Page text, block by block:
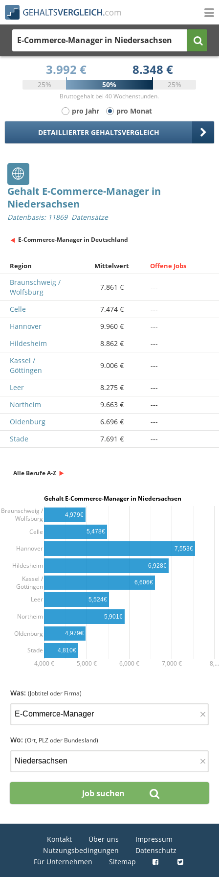
E-Commerce-Manager in Niedersachsen
3.992 € 8.348 €
25% 50% 25%
Bruttogehalt bei 40 Wochenstunden.
pro Jahr pro Monat
DETAILLIERTER GEHALTSVERGLEICH
Gehalt E-Commerce-Manager in
Niedersachsen
Datenbasis: 11869 Datensätze
E-Commerce-Manager in Deutschland
Region Mittelwert Offene Jobs
Braunschweig /
Wolfsburg
7.861 € ---
Celle 7.474 €
---
Hannover
9.960 €
---
Hildesheim
8.862 €
---
Kassel /
Göttingen
9.006 € ---
Leer 8.275 €
---
Northeim
9.663 €
---
Oldenburg
6.696 €
---
Stade
7.691 € ---
Alle Berufe A-Z
Gehalt E-Commerce-Manager in Niedersachsen
4,000 € 5,000 € 6,000 € 7,000 € 8,…
Braunschweig /
Wolfsburg
Celle
Hannover
Hildesheim
Kassel /
Göttingen
Leer
Northeim
Oldenburg
Stade
4,979€
5,478€
7,553€
6,928€
6,606€
5,524€
5,901€
4,979€
4,810€
Was: (Jobtitel oder Firma)
×
Wo: (Ort, PLZ oder Bundesland)
×
Kontakt Über uns
Impressum
Nutzungsbedingungen
Datenschutz
Für Unternehmen
Sitemap